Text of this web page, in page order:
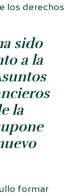
los derechos
sido
a la
la
formar